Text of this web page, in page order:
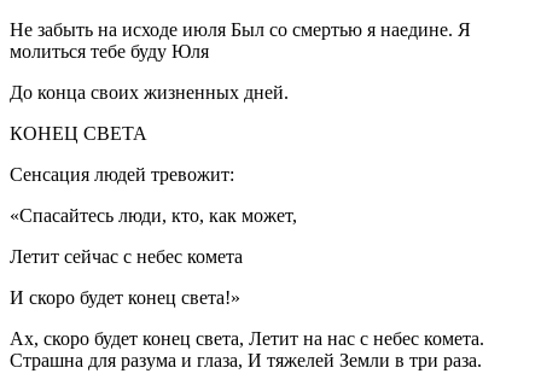
Не забыть на исходе июля Был со смертью я наедине. Я
молиться тебе буду Юля
До конца своих жизненных дней.
КОНЕЦ СВЕТА
Сенсация людей тревожит:
«Спасайтесь люди, кто, как может,
Летит сейчас с небес комета
И скоро будет конец света!»
Ах, скоро будет конец света, Летит на нас с небес комета.
Страшна для разума и глаза, И тяжелей Земли в три раза.